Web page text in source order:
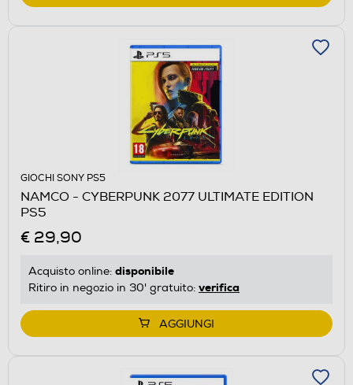
GIOCHI SONY PS5
NAMCO - CYBERPUNK 2077 ULTIMATE EDITION
PS5
€ 29,90
Acquisto online: disponibile
Ritiro in negozio in 30' gratuito: verifica
AGGIUNGI